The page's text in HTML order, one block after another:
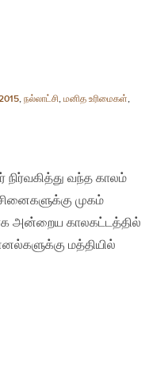
, நல்லாட்சி, மனித உரிமைகள்,
வந்த காலம்
முகம்
அன்றைய காலகட்டத்தில்
மத்தியில்